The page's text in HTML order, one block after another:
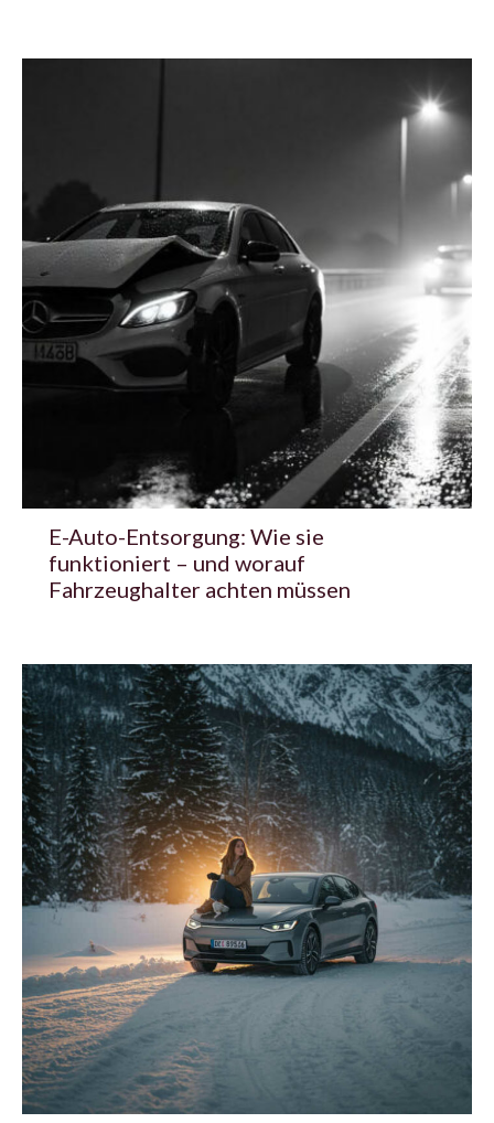
E-Auto-Entsorgung: Wie sie
funktioniert – und worauf
Fahrzeughalter achten müssen